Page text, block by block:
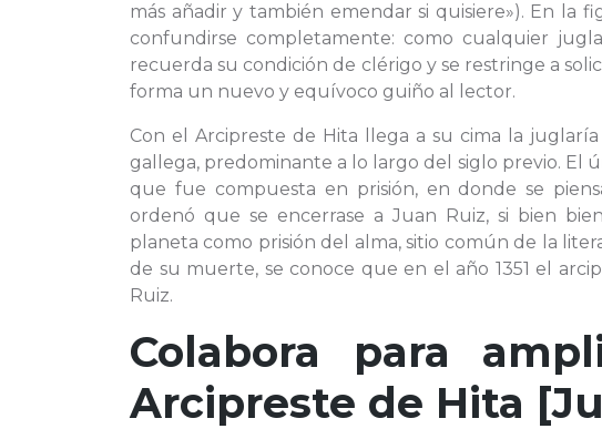
más añadir y también emendar si quisiere»). En la
confundirse completamente: como cualquier
recuerda su condición de clérigo y se restringe a
forma un nuevo y equívoco guiño al lector.
Con el Arcipreste de Hita llega a su cima la
gallega, predominante a lo largo del siglo previo. El
que fue compuesta en prisión, en donde se
ordenó que se encerrase a Juan Ruiz, si bien
planeta como prisión del alma, sitio común de la
de su muerte, se conoce que en el año 1351 el
Ruiz.
Colabora para
Arcipreste de Hita